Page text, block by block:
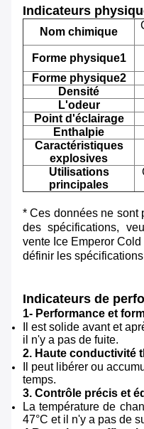
Indicateurs
Nom chimique
Forme physique1
Forme physique2
Densité
L'odeur
Point d'éclairage
Enthalpie
Caractéristiques
explosives
Utilisations
principales
* Ces données ne sont
des spécifications,
vente Ice Emperor
définir les spécifications
Indicateurs de
1- Performance et
Il est solide avant et
il n'y a pas de fuite.
2. Haute conductivité
Il peut libérer ou
temps.
3. Contrôle précis et
La température de
47°C et il n'y a pas de